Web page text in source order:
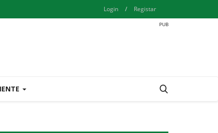
Login / Registar